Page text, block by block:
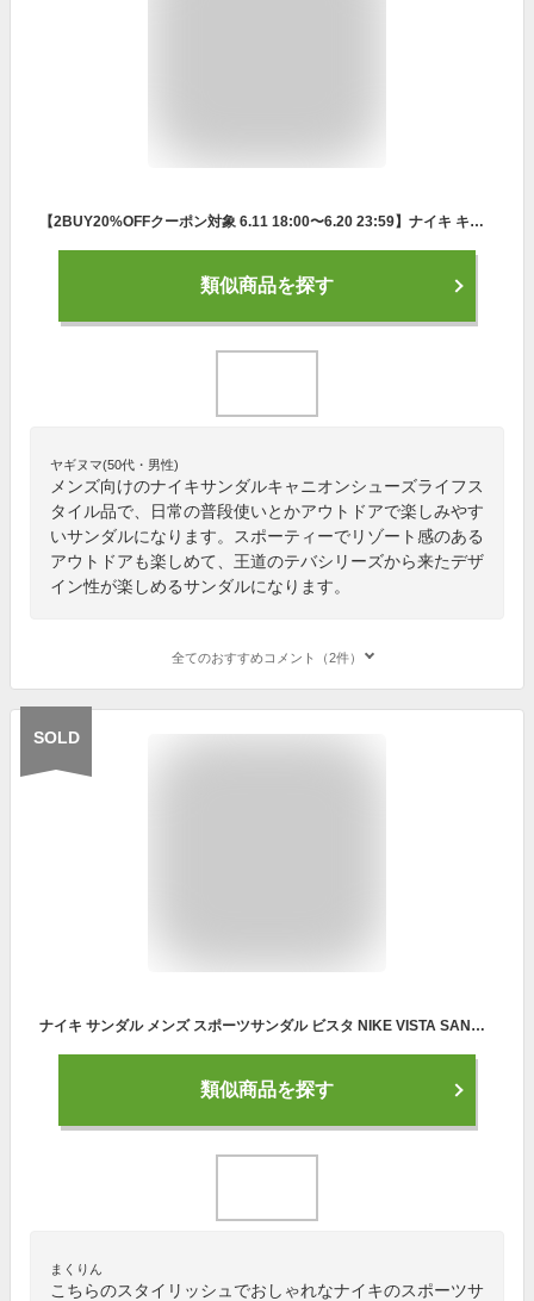
【2BUY20%OFFクーポン対象 6.11 18:00〜6.20 23:59】ナイキ キャニオン メンズサンダル NIKE シューズ ライフスタイル Sportswear サンダル アウトドア 靴 ci8797-001 黒 ぺたんこ ギフト 川遊び
類似商品を探す
ヤギヌマ(50代・男性)
メンズ向けのナイキサンダルキャニオンシューズライフス
タイル品で、日常の普段使いとかアウトドアで楽しみやす
いサンダルになります。スポーティーでリゾート感のある
アウトドアも楽しめて、王道のテバシリーズから来たデザ
イン性が楽しめるサンダルになります。
全てのおすすめコメント（2件）
SOLD
ナイキ サンダル メンズ スポーツサンダル ビスタ NIKE VISTA SANDAL DJ6605 靴 シューズ シンプル スポーツ ブランド カジュアル アウトドア 軽量 歩きやすい おしゃれ スポサン ストラップ 人気 ブラック 黒 国内正規品
類似商品を探す
まくりん
こちらのスタイリッシュでおしゃれなナイキのスポーツサ